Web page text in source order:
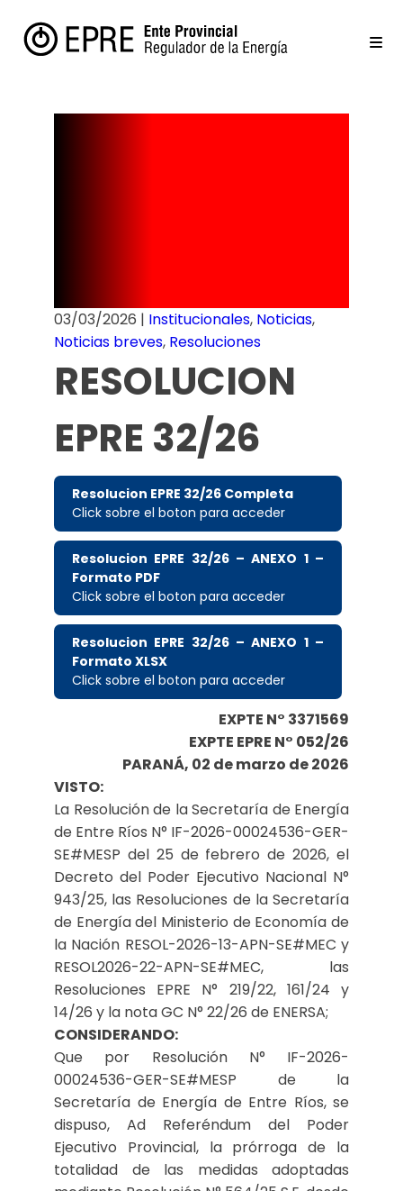
03/03/2026 | Institucionales, Noticias,
Noticias breves, Resoluciones
RESOLUCION
EPRE 32/26
Resolucion EPRE 32/26 Completa
Click sobre el boton para acceder
Resolucion EPRE 32/26 – ANEXO 1 –
Formato PDF
Click sobre el boton para acceder
Resolucion EPRE 32/26 – ANEXO 1 –
Formato XLSX
Click sobre el boton para acceder
EXPTE N° 3371569
EXPTE EPRE N° 052/26
PARANÁ, 02 de marzo de 2026
VISTO:
La Resolución de la Secretaría de Energía
de Entre Ríos N° IF-2026-00024536-GER-
SE#MESP del 25 de febrero de 2026, el
Decreto del Poder Ejecutivo Nacional N°
943/25, las Resoluciones de la Secretaría
de Energía del Ministerio de Economía de
la Nación RESOL-2026-13-APN-SE#MEC y
RESOL2026-22-APN-SE#MEC, las
Resoluciones EPRE N° 219/22, 161/24 y
14/26 y la nota GC N° 22/26 de ENERSA;
CONSIDERANDO:
Que por Resolución N° IF-2026-
00024536-GER-SE#MESP de la
Secretaría de Energía de Entre Ríos, se
dispuso, Ad Referéndum del Poder
Ejecutivo Provincial, la prórroga de la
totalidad de las medidas adoptadas